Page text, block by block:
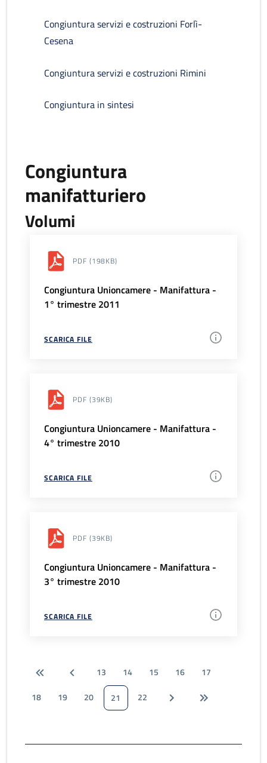
Congiuntura servizi e costruzioni Forlì-
Cesena
Congiuntura servizi e costruzioni Rimini
Congiuntura in sintesi
Congiuntura
manifatturiero
Volumi
PDF (198KB)
Congiuntura Unioncamere - Manifattura -
1° trimestre 2011
SCARICA FILE
PDF (39KB)
Congiuntura Unioncamere - Manifattura -
4° trimestre 2010
SCARICA FILE
PDF (39KB)
Congiuntura Unioncamere - Manifattura -
3° trimestre 2010
SCARICA FILE
13 14 15 16
17
18
19 20 21 22